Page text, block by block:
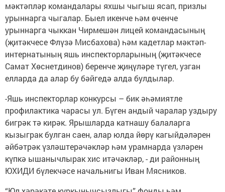
мәктәпләр командалары яхшы чыгыш ясап, призлы
урыннарга чыгалар. Быел икенче һәм өченче
урыннарга чыккан Чирмешән лицей командасының
(җитәкчесе Флүзә Мисбахова) һәм кадетлар мәктәп-
интернатының яшь инспекторларының (җитәкчесе
Самат Хөснетдинов) беренче җиңүләре түгел, узган
елларда да алар бу бәйгедә алда булдылар.
-Яшь инспекторлар конкурсы – бик әһәмиятле
профилактика чарасы ул. Бүген андый чаралар уздыру
бигрәк тә кирәк. Ярышларда катнашу балаларга
кызыграк булган саен, алар юлда йөрү кагыйдәләрен
әйбәтрәк үзләштерәчәкләр һәм урамнарда үзләрен
күпкә ышанычлырак хис итәчәкләр, - ди районның
ЮХИДИ бүлекчәсе начальнигы Иван Мясников.